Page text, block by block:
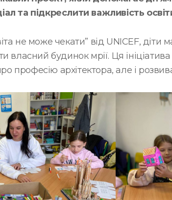
та підкреслити важливість
не може чекати” від UNICEF, діти
власний будинок мрії. Ця
архітектора, але і